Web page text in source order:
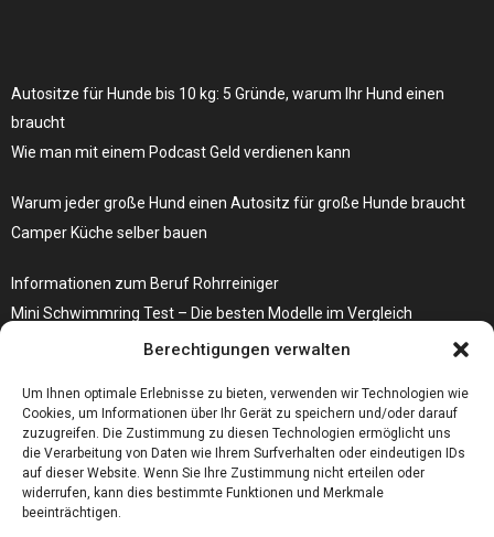
Berechtigungen verwalten
Um Ihnen optimale Erlebnisse zu bieten, verwenden wir Technologien wie
Cookies, um Informationen über Ihr Gerät zu speichern und/oder darauf
zuzugreifen. Die Zustimmung zu diesen Technologien ermöglicht uns
die Verarbeitung von Daten wie Ihrem Surfverhalten oder eindeutigen IDs
auf dieser Website. Wenn Sie Ihre Zustimmung nicht erteilen oder
widerrufen, kann dies bestimmte Funktionen und Merkmale
beeinträchtigen.
Autositze für Hunde bis 10 kg: 5 Gründe, warum Ihr Hund einen
braucht
Wie man mit einem Podcast Geld verdienen kann
Warum jeder große Hund einen Autositz für große Hunde braucht
Camper Küche selber bauen
Informationen zum Beruf Rohrreiniger
Mini Schwimmring Test – Die besten Modelle im Vergleich
Die Sackentleerung verläuft mit der richtigen Anlage erheblich
effizienter